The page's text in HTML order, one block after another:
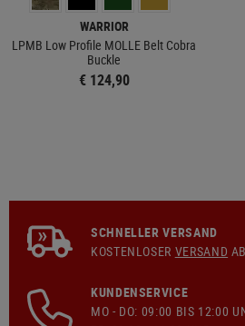
WARRIOR
LPMB Low Profile MOLLE Belt Cobra
Buckle
€ 124,90
SCHNELLER VERSAND
KOSTENLOSER VERSAND
KUNDENSERVICE
MO - DO: 09:00 BIS 12:00